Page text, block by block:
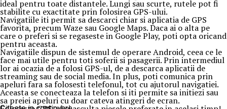
ideal pentru toate distantele. Lungi sau scurte, rutele pot fi
stabilite cu exactitate prin folosirea GPS-ului.
Navigatiile iti permit sa descarci chiar si aplicatia de GPS
favorita, precum Waze sau Google Maps. Daca ai o alta pe
care o preferi si se regaseste in Google Play, poti opta oricand
pentru aceasta.
Navigatiile dispun de sistemul de operare Android, ceea ce le
face mai utile pentru toti soferii si pasagerii. Prin intermediul
lor ai ocazia de a folosi GPS-ul, de a descarca aplicatii de
streaming sau de social media. In plus, poti comunica prin
apeluri fara sa folosesti telefonul, tot cu ajutorul navigatiei.
Aceasta se conecteaza la telefon si iti permite sa initiezi sau
sa preiei apeluri cu doar cateva atingeri de ecran.